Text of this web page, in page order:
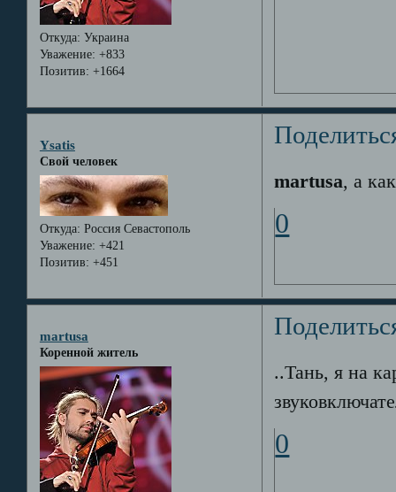
Откуда: Украина
Уважение: +833
Позитив: +1664
Ysatis
Свой человек
Откуда: Россия Севастополь
Уважение: +421
Позитив: +451
martusa, а
0
martusa
Коренной житель
..Тань, я на
0